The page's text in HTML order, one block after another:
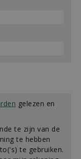
gelezen en
te zijn van de
te hebben
te gebruiken.